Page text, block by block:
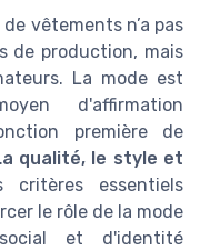
vêtements n’a pas
de production, mais
La mode est
d'affirmation
première de
qualité, le style et
essentiels
le rôle de la mode
et d'identité